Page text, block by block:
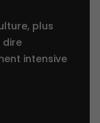
plus
dire
intensive